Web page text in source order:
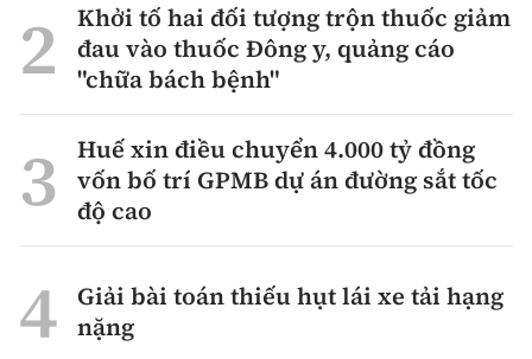
Khởi tố hai đối tượng trộn thuốc giảm
đau vào thuốc Đông y, quảng cáo
"chữa bách bệnh"
Huế xin điều chuyển 4.000 tỷ đồng
vốn bố trí GPMB dự án đường sắt tốc
độ cao
Giải bài toán thiếu hụt lái xe tải hạng
nặng